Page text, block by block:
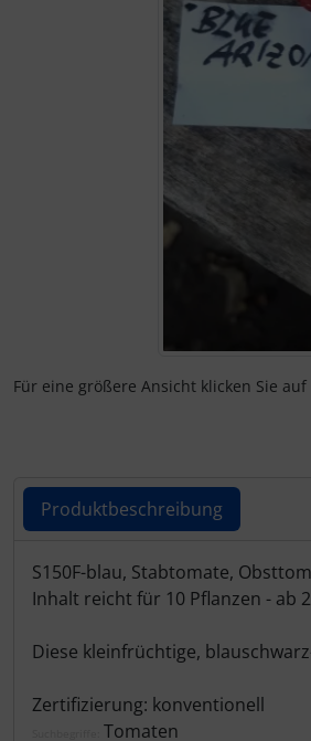
Für eine größere Ansicht klicken Sie auf
Produktbeschreibung
S150F-blau, Stabtomate,
Inhalt reicht für 10 Pflanzen - ab
Diese kleinfrüchtige,
Zertifizierung: konventionell
Tomaten